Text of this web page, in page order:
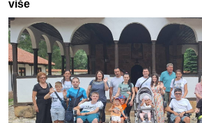
više